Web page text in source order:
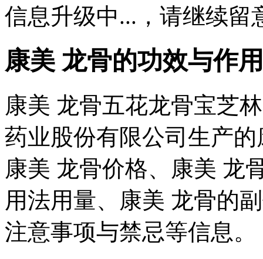
信息升级中...，请继续留
康美 龙骨的功效与作用
康美 龙骨五花龙骨宝芝
药业股份有限公司生产
康美 龙骨价格、康美 龙
用法用量、康美 龙骨的
注意事项与禁忌等信息。